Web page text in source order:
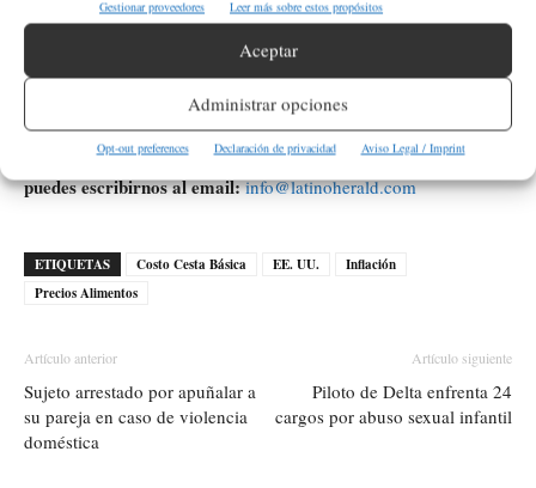
Gestionar proveedores Leer más sobre estos propósitos
Aceptar
Administrar opciones
Opt-out preferences Declaración de privacidad Aviso Legal / Imprint
Productos como el café de Brasil, arroz jazmín de Tailandia,
aguacates de México y azúcar importado serán los más
afectados.
Si ves algún error de cualquier tipo en esta información
puedes escribirnos al email: info@latinoherald.com
ETIQUETAS Costo Cesta Básica EE. UU.
Inflación
Precios Alimentos
Artículo anterior
Sujeto arrestado por apuñalar a
su pareja en caso de violencia
doméstica
Artículo siguiente
Piloto de Delta enfrenta 24
cargos por abuso sexual infantil